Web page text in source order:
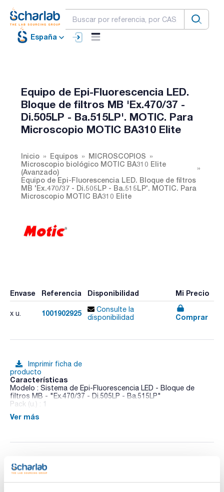
España
Equipo de Epi-Fluorescencia LED.
Bloque de filtros MB 'Ex.470/37 -
Di.505LP - Ba.515LP'. MOTIC. Para
Microscopio MOTIC BA310 Elite
Inicio Equipos
MICROSCOPIOS
Microscopio biológico MOTIC BA310 Elite
(Avanzado)
Equipo de Epi-Fluorescencia LED. Bloque de filtros
MB 'Ex.470/37 - Di.505LP - Ba.515LP'. MOTIC. Para
Microscopio MOTIC BA310 Elite
Envase Referencia Disponibilidad Mi Precio
x u. 1001902925
Consulte la
disponibilidad
Comprar
Imprimir ficha de
producto
Características
Modelo : Sistema de Epi-Fluorescencia LED - Bloque de
filtros MB - "Ex.470/37 - Di.505LP - Ba.515LP"
Pack (u.) : 1
- Cabezal binocular o trinocular tipo Siedentopf giratorio
- Oculares gran campo y alto punto focal N-WF10X/20mm
- Porta-objetivos quíntuple inverso
- Objetivos CCIS Plan acromáticos EC PL 4X, 10X, 40X S,
100X S-Oil
Ver más
Documentación técnica